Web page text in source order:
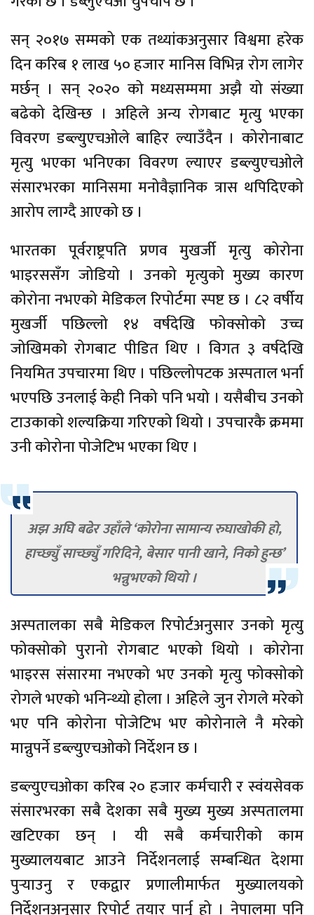
सन् २०१७ सम्मको एक तथ्यांकअनुसार विश्वमा हरेक
दिन करिब १ लाख ५० हजार मानिस विभिन्न रोग लागेर
मर्छन् । सन् २०२० को मध्यसम्ममा अझै यो संख्या
बढेको देखिन्छ । अहिले अन्य रोगबाट मृत्यु भएका
विवरण डब्ल्युएचओले बाहिर ल्याउँदैन । कोरोनाबाट
मृत्यु भएका भनिएका विवरण ल्याएर डब्ल्युएचओले
संसारभरका मानिसमा मनोवैज्ञानिक त्रास थपिदिएको
आरोप लाग्दै आएको छ ।
भारतका पूर्वराष्ट्रपति प्रणव मुखर्जी मृत्यु कोरोना
भाइरससँग जोडियो । उनको मृत्युको मुख्य कारण
कोरोना नभएको मेडिकल रिपोर्टमा स्पष्ट छ । ८२ वर्षीय
मुखर्जी पछिल्लो १४ वर्षदेखि फोक्सोको उच्च
जोखिमको रोगबाट पीडित थिए । विगत ३ वर्षदेखि
नियमित उपचारमा थिए । पछिल्लोपटक अस्पताल भर्ना
भएपछि उनलाई केही निको पनि भयो । यसैबीच उनको
टाउकाको शल्यक्रिया गरिएको थियो । उपचारकै क्रममा
उनी कोरोना पोजेटिभ भएका थिए ।
अझ अघि बढेर उहाँले ‘कोरोना सामान्य रुघाखोकी हो,
हाच्छ्युँ साच्छ्युँ गरिदिने, बेसार पानी खाने, निको हुन्छ’
भन्नुभएको थियो ।
अस्पतालका सबै मेडिकल रिपोर्टअनुसार उनको मृत्यु
फोक्सोको पुरानो रोगबाट भएको थियो । कोरोना
भाइरस संसारमा नभएको भए उनको मृत्यु फोक्सोको
रोगले भएको भनिन्थ्यो होला । अहिले जुन रोगले मरेको
भए पनि कोरोना पोजेटिभ भए कोरोनाले नै मरेको
मान्नुपर्ने डब्ल्युएचओको निर्देशन छ ।
डब्ल्युएचओका करिब २० हजार कर्मचारी र स्वंयसेवक
संसारभरका सबै देशका सबै मुख्य मुख्य अस्पतालमा
खटिएका छन् । यी सबै कर्मचारीको काम
मुख्यालयबाट आउने निर्देशनलाई सम्बन्धित देशमा
पुर्‍याउनु र एकद्वार प्रणालीमार्फत मुख्यालयको